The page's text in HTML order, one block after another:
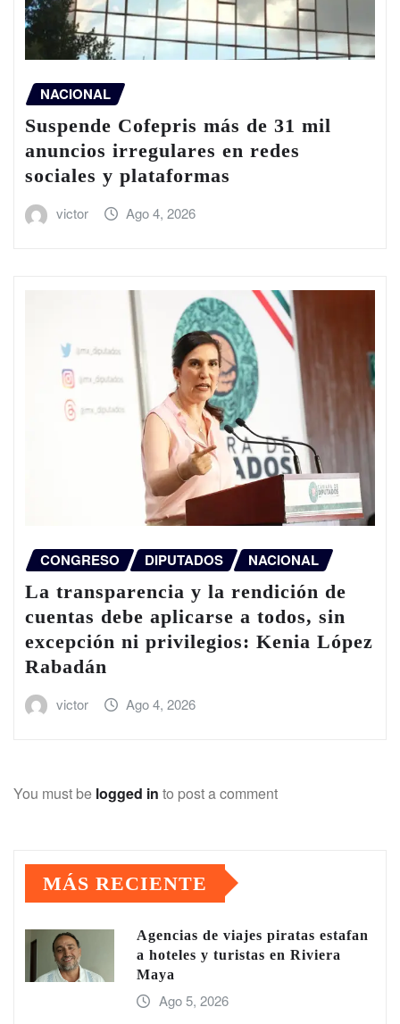
NACIONAL
Suspende Cofepris más de 31 mil
anuncios irregulares en redes
sociales y plataformas
victor Ago 4, 2026
CONGRESO DIPUTADOS NACIONAL
La transparencia y la rendición de
cuentas debe aplicarse a todos, sin
excepción ni privilegios: Kenia López
Rabadán
victor Ago 4, 2026
You must be logged in to post a comment
MÁS RECIENTE
Agencias de viajes piratas estafan
a hoteles y turistas en Riviera
Maya
Ago 5, 2026